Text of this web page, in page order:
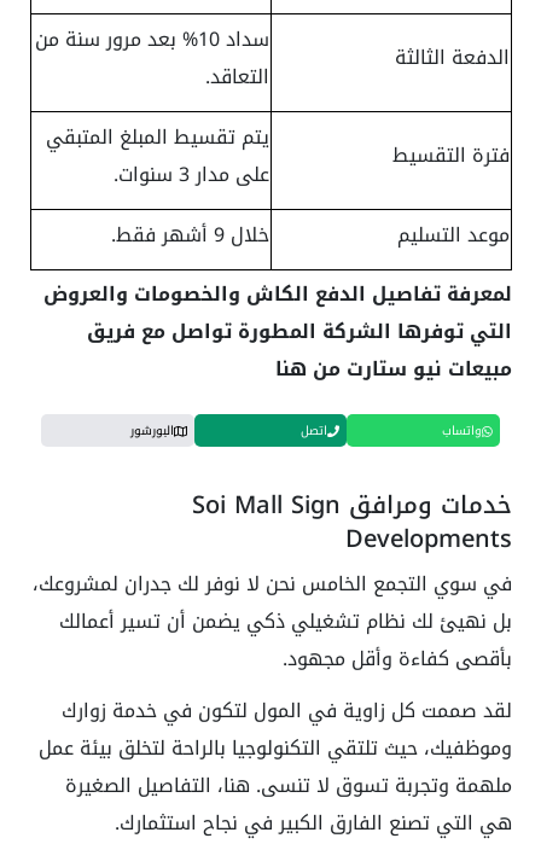
الدفعة الثالثة
سداد 10% بعد مرور سنة من
التعاقد.
فترة التقسيط
يتم تقسيط المبلغ المتبقي
على مدار 3 سنوات.
موعد التسليم
خلال 9 أشهر فقط.
لمعرفة تفاصيل الدفع الكاش والخصومات والعروض
التي توفرها الشركة المطورة تواصل مع فريق
مبيعات نيو ستارت من هنا
واتساب اتصل البورشور
خدمات ومرافق Soi Mall Sign
Developments
في سوي التجمع الخامس نحن لا نوفر لك جدران لمشروعك،
بل نهيئ لك نظام تشغيلي ذكي يضمن أن تسير أعمالك
بأقصى كفاءة وأقل مجهود.
لقد صممت كل زاوية في المول لتكون في خدمة زوارك
وموظفيك، حيث تلتقي التكنولوجيا بالراحة لتخلق بيئة عمل
ملهمة وتجربة تسوق لا تنسى. هنا، التفاصيل الصغيرة
هي التي تصنع الفارق الكبير في نجاح استثمارك.